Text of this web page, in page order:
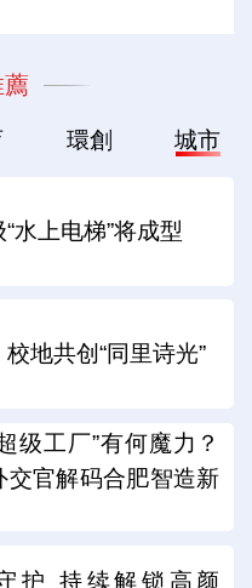
薦
環創 城市
水上电梯”将成型
地共创“同里诗光”
级工厂”有何魔力？
交官解码合肥智造新
护 持续解锁高颜